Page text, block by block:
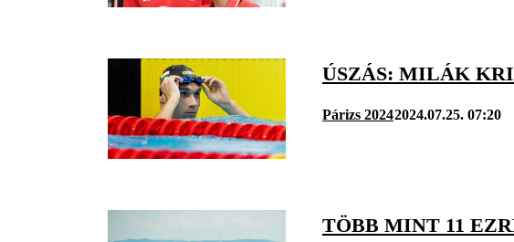
ÚSZÁS: MILÁK
Párizs 20242024.07.25. 07:20
TÖBB MINT 11